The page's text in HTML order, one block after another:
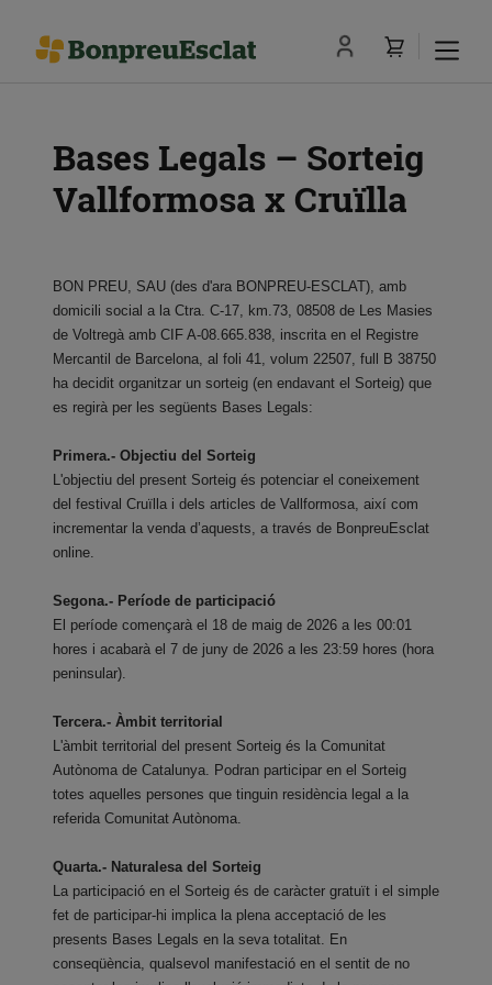
Bases Legals – Sorteig
Vallformosa x Cruïlla
BON PREU, SAU (des d'ara BONPREU-ESCLAT), amb
domicili social a la Ctra. C-17, km.73, 08508 de Les Masies
de Voltregà amb CIF A-08.665.838, inscrita en el Registre
Mercantil de Barcelona, al foli 41, volum 22507, full B 38750
ha decidit organitzar un sorteig (en endavant el Sorteig) que
es regirà per les següents Bases Legals:
Primera.- Objectiu del Sorteig
L'objectiu del present Sorteig és potenciar el coneixement
del festival Cruïlla i dels articles de Vallformosa, així com
incrementar la venda d’aquests, a través de BonpreuEsclat
online.
Segona.- Període de participació
El període començarà el 18 de maig de 2026 a les 00:01
hores i acabarà el 7 de juny de 2026 a les 23:59 hores (hora
peninsular).
Tercera.- Àmbit territorial
L'àmbit territorial del present Sorteig és la Comunitat
Autònoma de Catalunya. Podran participar en el Sorteig
totes aquelles persones que tinguin residència legal a la
referida Comunitat Autònoma.
Quarta.- Naturalesa del Sorteig
La participació en el Sorteig és de caràcter gratuït i el simple
fet de participar-hi implica la plena acceptació de les
presents Bases Legals en la seva totalitat. En
conseqüència, qualsevol manifestació en el sentit de no